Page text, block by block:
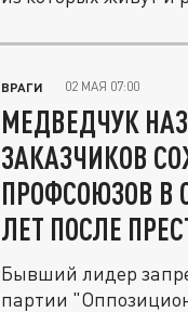
ВРАГИ 02 МАЯ 07:00
МЕДВЕДЧУК
ЗАКАЗЧИКОВ
ПРОФСОЮЗОВ В
ЛЕТ ПОСЛЕ
Бывший лидер
партии